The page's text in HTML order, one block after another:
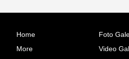
Home
More
Foto
Video